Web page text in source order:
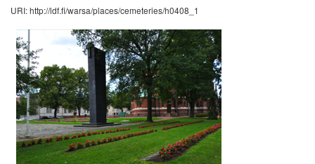
URI: http://ldf.fi/warsa/places/cemeteries/h0408_1